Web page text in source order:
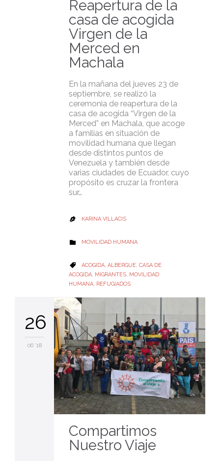
Reapertura de la
casa de acogida
Virgen de la
Merced en
Machala
En la mañana del jueves 23 de
septiembre, se realizó la
ceremonia de reapertura de la
casa de acogida “Virgen de la
Merced” en Machala, que acoge
a familias en situación de
movilidad humana que llegan
desde distintos puntos de
Venezuela y también desde
varias ciudades de Ecuador, cuyo
propósito es cruzar la frontera
sur…
 KARINA VILLACIS
 CATEGORY
MOVILIDAD HUMANA
 CATEGORY
ACOGIDA, ALBERGUE, CASA DE
ACOGIDA, MIGRANTES, MOVILIDAD
HUMANA, REFUGIADOS
26
06 '18
Compartimos
Nuestro Viaje